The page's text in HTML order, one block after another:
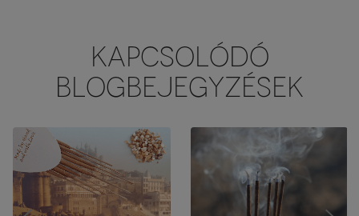
KAPCSOLÓDÓ
BLOGBEJEGYZÉSEK